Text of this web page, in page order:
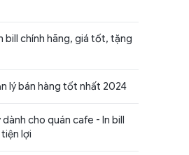
bill chính hãng, giá tốt, tặng
lý bán hàng tốt nhất 2024
cho quán cafe - In bill
lợi